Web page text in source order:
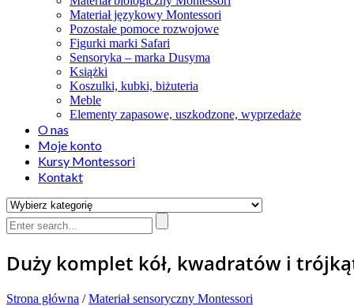
Materiał językowy Montessori
Pozostałe pomoce rozwojowe
Figurki marki Safari
Sensoryka – marka Dusyma
Książki
Koszulki, kubki, biżuteria
Meble
Elementy zapasowe, uszkodzone, wyprzedaże
O nas
Moje konto
Kursy Montessori
Kontakt
Duży komplet kół, kwadratów i
Strona główna /Materiał sensoryczny Montessori